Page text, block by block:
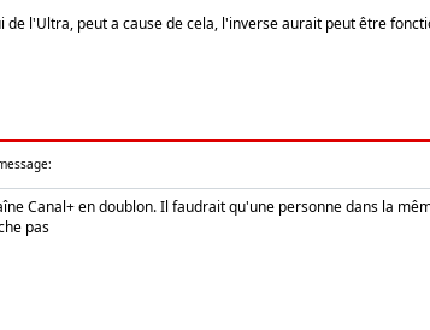
de l'Ultra, peut a cause de cela, l'inverse aurait peut être
Canal+ en doublon. Il faudrait qu'une personne dans la
pas